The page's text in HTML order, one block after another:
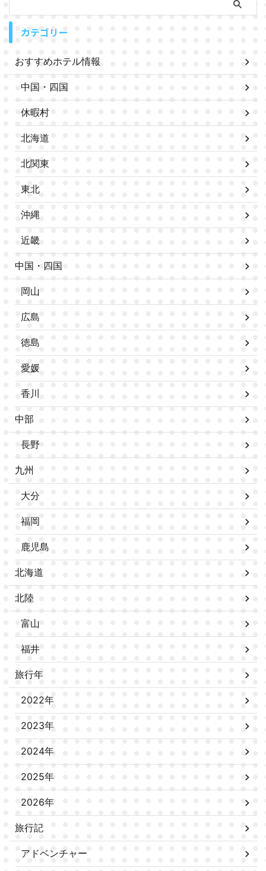
カテゴリー
おすすめホテル情報
中国・四国
休暇村
北海道
北関東
東北
沖縄
近畿
中国・四国
岡山
広島
徳島
愛媛
香川
中部
長野
九州
大分
福岡
鹿児島
北海道
北陸
富山
福井
旅行年
2022年
2023年
2024年
2025年
2026年
旅行記
アドベンチャー